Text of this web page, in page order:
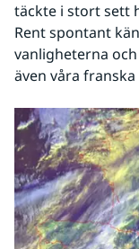
täckte i stort sett
Rent spontant
vanligheterna
även våra